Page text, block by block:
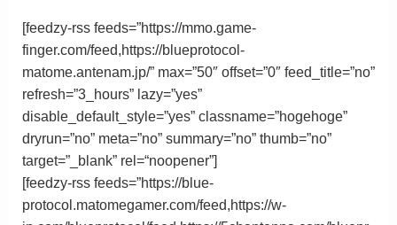
[feedzy-rss feeds=”https://mmo.game-
finger.com/feed,https://blueprotocol-
matome.antenam.jp/” max=”50″ offset=”0″ feed_title=”no”
refresh=”3_hours” lazy=”yes”
disable_default_style=”yes” classname=”hogehoge”
dryrun=”no” meta=”no” summary=”no” thumb=”no”
target=”_blank” rel =“noopener”]
[feedzy-rss feeds=”https://blue-
protocol.matomegamer.com/feed,https://w-